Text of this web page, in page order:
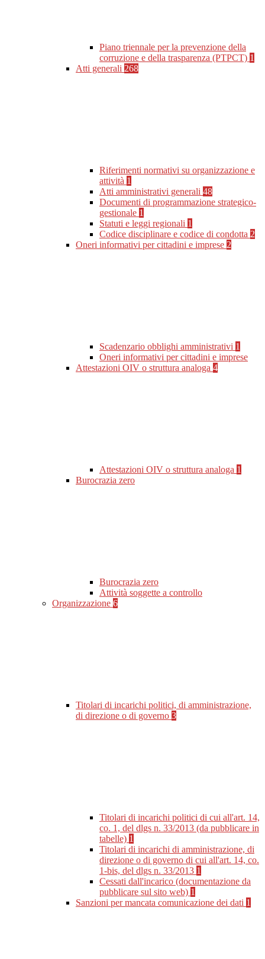
Piano triennale per la prevenzione della
corruzione e della trasparenza (PTPCT) 1
Atti generali 268
Riferimenti normativi su organizzazione e
attività 1
Atti amministrativi generali 48
Documenti di programmazione strategico-
gestionale 1
Statuti e leggi regionali 1
Codice disciplinare e codice di condotta 2
Oneri informativi per cittadini e imprese 2
Scadenzario obblighi amministrativi 1
Oneri informativi per cittadini e imprese
Attestazioni OIV o struttura analoga 4
Attestazioni OIV o struttura analoga 1
Burocrazia zero
Burocrazia zero
Attività soggette a controllo
Organizzazione 6
Titolari di incarichi politici, di amministrazione,
di direzione o di governo 3
Titolari di incarichi politici di cui all'art. 14,
co. 1, del dlgs n. 33/2013 (da pubblicare in
tabelle) 1
Titolari di incarichi di amministrazione, di
direzione o di governo di cui all'art. 14, co.
1-bis, del dlgs n. 33/2013 1
Cessati dall'incarico (documentazione da
pubblicare sul sito web) 1
Sanzioni per mancata comunicazione dei dati 1